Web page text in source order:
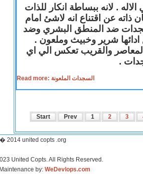
. لانه ببساطة انكار للذات
ذاته عن اقتناع انه لاشئ امام
ضد المنطق البشري وضد
ادائها شرير وخبيث وملعون .
المعاصر والقريب تعكس الي اي
.
Read more: السجدات الملعونة
Start Prev 1 2 3
� 2014 united copts .org
United Copts. All Rights Reserved.
by: WeDevlops.com